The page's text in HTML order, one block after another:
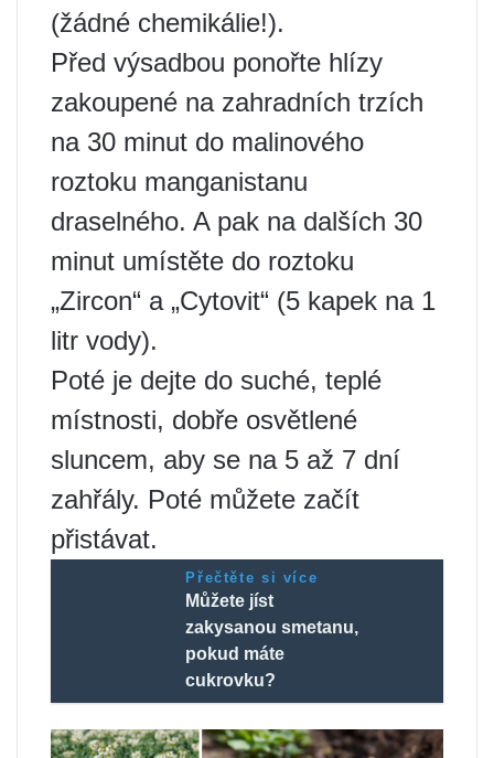
(žádné chemikálie!).
Před výsadbou ponořte hlízy
zakoupené na zahradních trzích
na 30 minut do malinového
roztoku manganistanu
draselného. A pak na dalších 30
minut umístěte do roztoku
„Zircon“ a „Cytovit“ (5 kapek na 1
litr vody).
Poté je dejte do suché, teplé
místnosti, dobře osvětlené
sluncem, aby se na 5 až 7 dní
zahřály. Poté můžete začít
přistávat.
Přečtěte si více
Můžete jíst
zakysanou smetanu,
pokud máte
cukrovku?